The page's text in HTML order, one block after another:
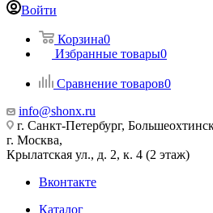
Войти
Корзина0
Избранные товары0
Сравнение товаров0
info@shonx.ru
г. Санкт-Петербург,
г. Москва,
Крылатская ул., д. 2, к. 4 (2 этаж)
Вконтакте
Каталог